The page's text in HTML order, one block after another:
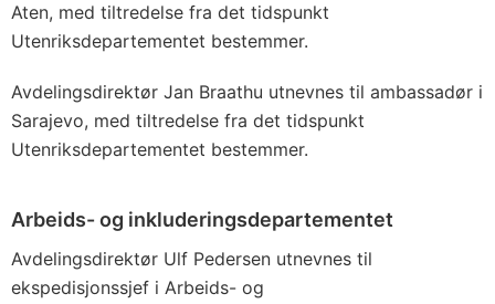
Aten, med tiltredelse fra det tidspunkt
Utenriksdepartementet bestemmer.
Avdelingsdirektør Jan Braathu utnevnes til ambassadør i
Sarajevo, med tiltredelse fra det tidspunkt
Utenriksdepartementet bestemmer.
Arbeids- og inkluderingsdepartementet
Avdelingsdirektør Ulf Pedersen utnevnes til
ekspedisjonssjef i Arbeids- og